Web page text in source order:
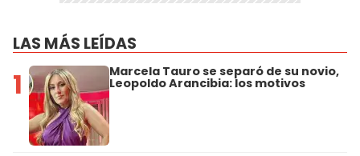
LAS MÁS LEÍDAS
1 Marcela Tauro se separó de su novio,
Leopoldo Arancibia: los motivos